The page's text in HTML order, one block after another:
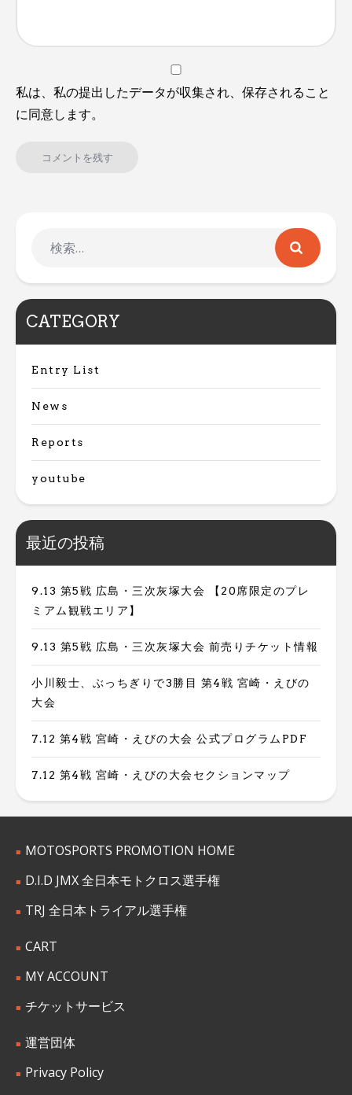
私は、私の提出したデータが収集され、保存されること
に同意します。
CATEGORY
Entry List
News
Reports
youtube
最近の投稿
9.13 第5戦 広島・三次灰塚大会 【20席限定のプレ
ミアム観戦エリア】
9.13 第5戦 広島・三次灰塚大会 前売りチケット情報
小川毅士、ぶっちぎりで3勝目 第4戦 宮崎・えびの
大会
7.12 第4戦 宮崎・えびの大会 公式プログラムPDF
7.12 第4戦 宮崎・えびの大会セクションマップ
MOTOSPORTS PROMOTION HOME
D.I.D JMX 全日本モトクロス選手権
TRJ 全日本トライアル選手権
CART
MY ACCOUNT
チケットサービス
運営団体
Privacy Policy